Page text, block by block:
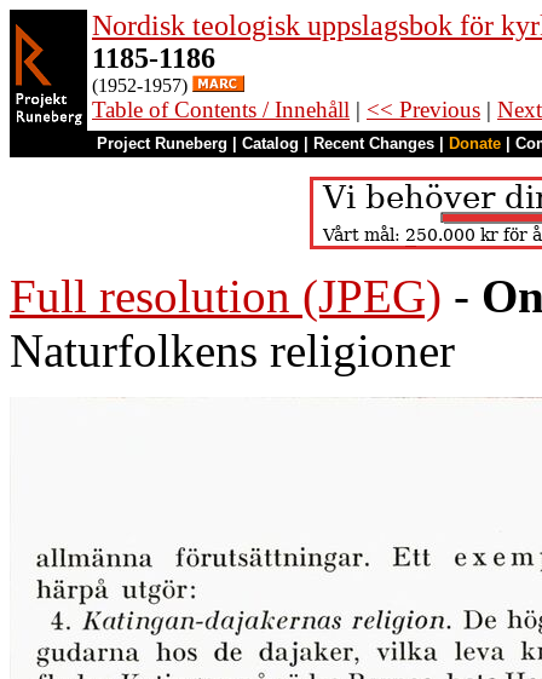
Nordisk teologisk uppslagsbok för
1185-1186
(1952-1957)
Table of Contents / Innehåll | << Previous |
Project Runeberg Catalog Recent Changes Donate
Full resolution (JPEG) -
Naturfolkens religioner